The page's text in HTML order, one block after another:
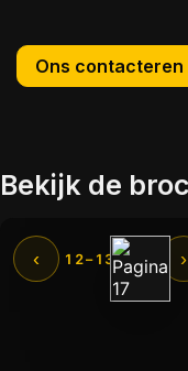
Ons contacteren
Bekijk de